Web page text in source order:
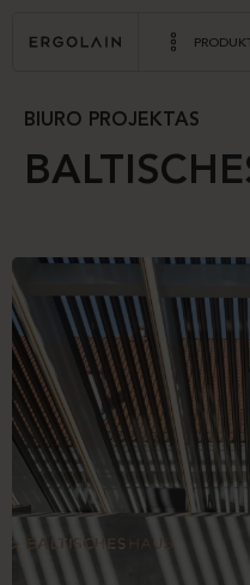
BIURO PROJEKTAS